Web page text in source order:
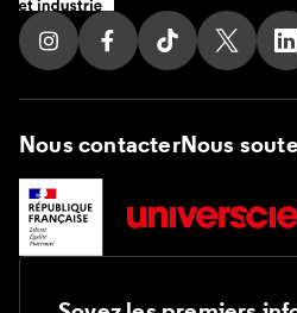
Suivez nous sur Instagram
Suivez nous sur
Suivez nous
Suivez
Nous contacterNous